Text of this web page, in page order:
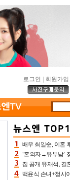
로그인 회원가입